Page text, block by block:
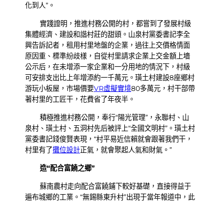
化到人”。
實踐證明，推進村務公開的村，都嘗到了發展村級
集體經濟、建設和諧村莊的甜頭。山泉村黨委書記李全
興告訴記者，租用村里地盤的企業，過往上交價格情面
原因重、標準紛歧樣，自從村里請求企業上交金額上墻
公示后，在未增添一家企業和一分用地的情況下，村級
可安排支出比上年增添約一千萬元。璜土村建設8座鄉村
游玩小板屋，市場價要VR虛擬實境80多萬元，村干部帶
著村里的工匠干，花費省了年夜半。
積極推進村務公開，奉行“陽光管理”，永聯村、山
泉村、璜土村、五洞村先后被評上“全國文明村”。璜土村
黨委書記錢俊賢表現，“村平易近信賴就會跟著我們干，
村里有了攤位設計正氣，就會聚起人氣和財氣。”
造“配合富饒之鄉”
蘇南農村走向配合富饒鋪下較好基礎，直接得益于
遍布城鄉的工業。“無錫縣東升村”出現于當年報道中，此